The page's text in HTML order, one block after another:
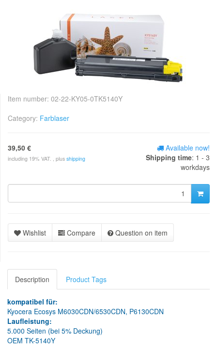
Item number: 02-22-KY05-0TK5140Y
Category: Farblaser
39,50 €
including 19% VAT. , plus shipping
Available now!
Shipping time: 1 - 3
workdays
Wishlist Compare Question on item
Description Product Tags
kompatibel für:
Kyocera Ecosys M6030CDN/6530CDN, P6130CDN
Laufleistung:
5.000 Seiten (bei 5% Deckung)
OEM TK-5140Y